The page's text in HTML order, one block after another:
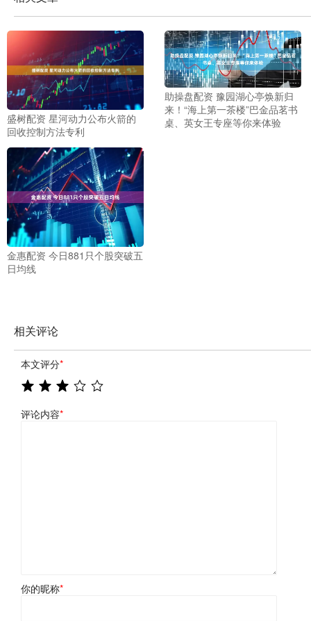
盛树配资 星河动力公布火箭的
回收控制方法专利
助操盘配资 豫园湖心亭焕新归
来！“海上第一茶楼”巴金品茗书
桌、英女王专座等你来体验
金惠配资 今日881只个股突破五
日均线
相关评论
本文评分*
评论内容*
你的昵称*